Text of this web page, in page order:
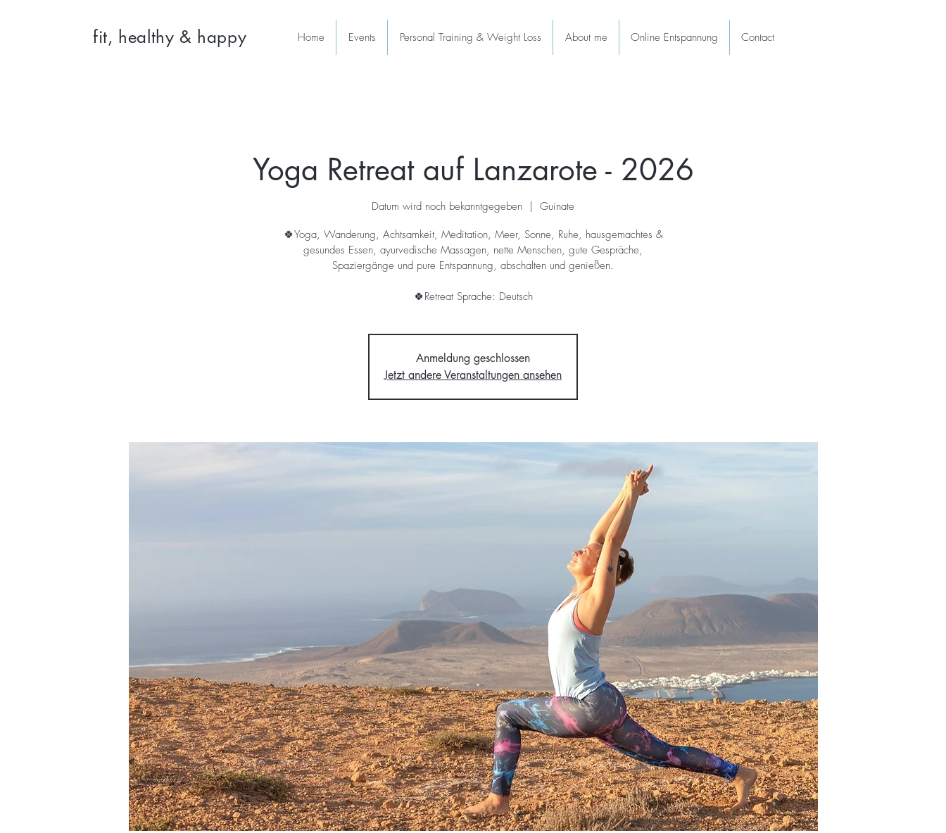
Home Events Personal Training & Weight Loss About me Online Entspannung Contact
fit, healthy & happy
Yoga Retreat auf Lanzarote - 2026
Datum wird noch bekanntgegeben
  |
Guinate
🍀Yoga, Wanderung, Achtsamkeit, Meditation, Meer, Sonne, Ruhe, hausgemachtes &
gesundes Essen, ayurvedische Massagen, nette Menschen, gute Gespräche,
Spaziergänge und pure Entspannung, abschalten und genießen.
🍀Retreat Sprache: Deutsch
Anmeldung geschlossen
Jetzt andere Veranstaltungen ansehen